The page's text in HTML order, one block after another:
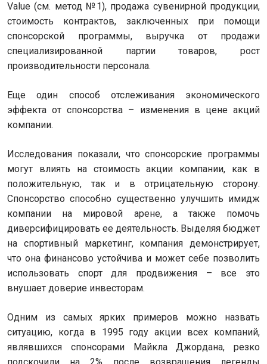
Value (см. метод №1), продажа сувенирной продукции,
стоимость контрактов, заключенных при помощи
спонсорской программы, выручка от продажи
специализированной партии товаров, рост
производительности персонала.
Еще один способ отслеживания экономического
эффекта от спонсорства – изменения в цене акций
компании.
Исследования показали, что спонсорские программы
могут влиять на стоимость акции компании, как в
положительную, так и в отрицательную сторону.
Спонсорство способно существенно улучшить имидж
компании на мировой арене, а также помочь
диверсифицировать ее деятельность. Выделяя бюджет
на спортивный маркетинг, компания демонстрирует,
что она финансово устойчива и может себе позволить
использовать спорт для продвижения – все это
внушает доверие инвесторам.
Одним из самых ярких примеров можно назвать
ситуацию, когда в 1995 году акции всех компаний,
являвшихся спонсорами Майкла Джордана, резко